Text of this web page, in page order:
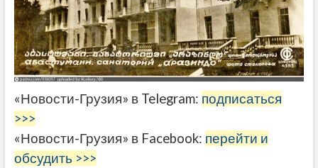
«Новости-Грузия» в Telegram: подписаться
>>>
«Новости-Грузия» в Facebook: перейти и
обсудить >>>